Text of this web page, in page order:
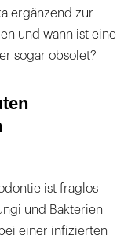
ergänzend zur
und wann ist eine
sogar obsolet?
ist fraglos
und Bakterien
einer infizierten